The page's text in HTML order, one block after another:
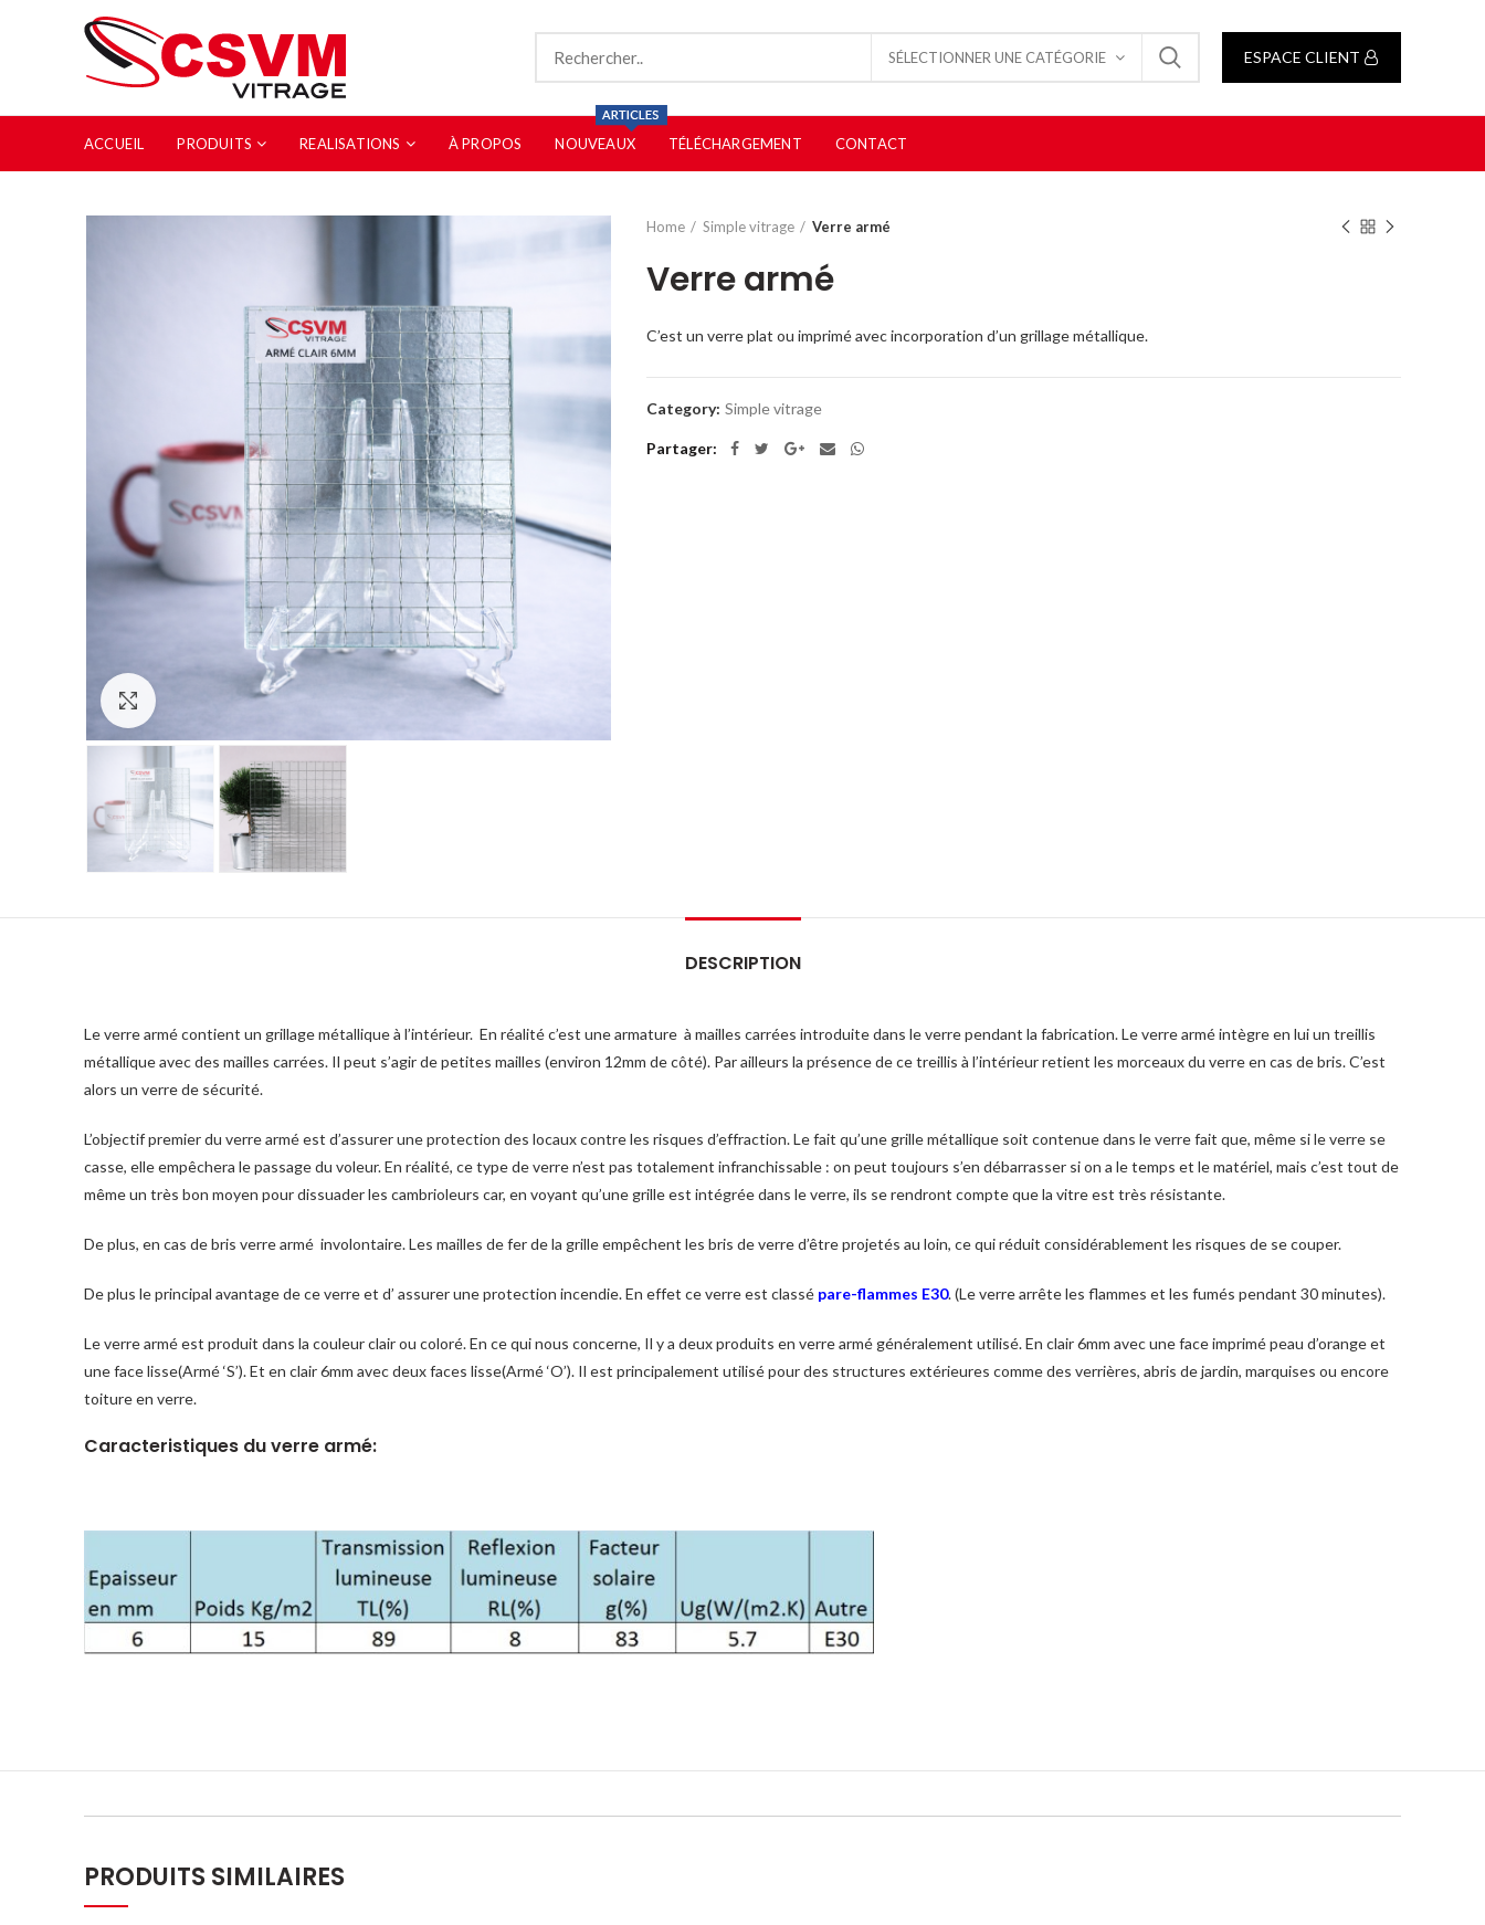
SÉLECTIONNER UNE CATÉGORIE ESPACE CLIENT
ACCUEIL PRODUITS REALISATIONS À PROPOS NOUVEAUX TÉLÉCHARGEMENT CONTACT
Click to enlarge
Home Simple vitrage Verre armé
Verre armé
C’est un verre plat ou imprimé avec incorporation d’un grillage métallique.
Category: Simple vitrage
Partager
DESCRIPTION
Le verre armé contient un grillage métallique à l’intérieur. En réalité c’est une armature à mailles carrées introduite dans le verre pendant la fabrication. Le verre armé intègre en lui un treillis
métallique avec des mailles carrées. Il peut s’agir de petites mailles (environ 12mm de côté). Par ailleurs la présence de ce treillis à l’intérieur retient les morceaux du verre en cas de bris. C’est
alors un verre de sécurité.
L’objectif premier du verre armé est d’assurer une protection des locaux contre les risques d’effraction. Le fait qu’une grille métallique soit contenue dans le verre fait que, même si le verre se
casse, elle empêchera le passage du voleur. En réalité, ce type de verre n’est pas totalement infranchissable : on peut toujours s’en débarrasser si on a le temps et le matériel, mais c’est tout de
même un très bon moyen pour dissuader les cambrioleurs car, en voyant qu’une grille est intégrée dans le verre, ils se rendront compte que la vitre est très résistante.
De plus, en cas de bris verre armé involontaire. Les mailles de fer de la grille empêchent les bris de verre d’être projetés au loin, ce qui réduit considérablement les risques de se couper.
De plus le principal avantage de ce verre et d’ assurer une protection incendie. En effet ce verre est classé pare-flammes E30. (Le verre arrête les flammes et les fumés pendant 30 minutes).
Le verre armé est produit dans la couleur clair ou coloré. En ce qui nous concerne, Il y a deux produits en verre armé généralement utilisé. En clair 6mm avec une face imprimé peau d’orange et
une face lisse(Armé ‘S’). Et en clair 6mm avec deux faces lisse(Armé ‘O’). Il est principalement utilisé pour des structures extérieures comme des verrières, abris de jardin, marquises ou encore
toiture en verre.
Caracteristiques du verre armé:
PRODUITS SIMILAIRES